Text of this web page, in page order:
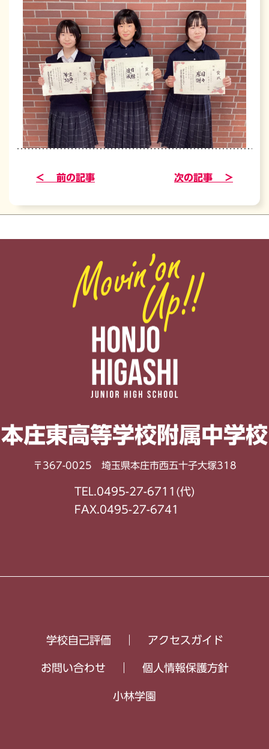
< 前の記事 次の記事 >
本庄東高等学校附属中学校
〒367-0025 埼玉県本庄市西五十子大塚318
TEL.0495-27-6711(代)
FAX.0495-27-6741
学校自己評価 アクセスガイド
お問い合わせ 個人情報保護方針
小林学園